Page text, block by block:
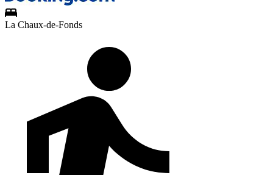
La Chaux-de-Fonds